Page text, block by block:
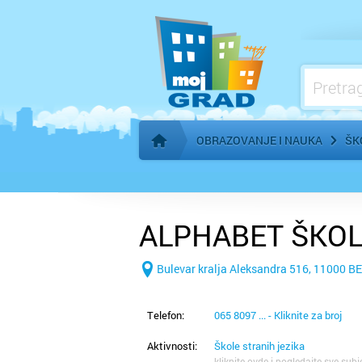
Početna stranica
OBRAZOVANJE I NAUKA
ALPHABET
Bulevar kralja Aleksandra 516, 11000
Telefon: 065 8097 ... - Kliknite za broj
Aktivnosti: Škole stranih jezika